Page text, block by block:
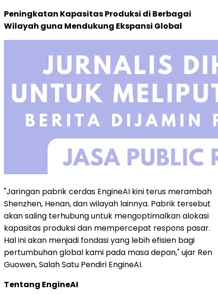
Peningkatan Kapasitas Produksi di Berbagai
Wilayah guna Mendukung Ekspansi Global
"Jaringan pabrik cerdas EngineAI kini terus merambah
Shenzhen, Henan, dan wilayah lainnya. Pabrik tersebut
akan saling terhubung untuk mengoptimalkan alokasi
kapasitas produksi dan mempercepat respons pasar.
Hal ini akan menjadi fondasi yang lebih efisien bagi
pertumbuhan global kami pada masa depan," ujar Ren
Guowen, Salah Satu Pendiri EngineAI.
Tentang EngineAI